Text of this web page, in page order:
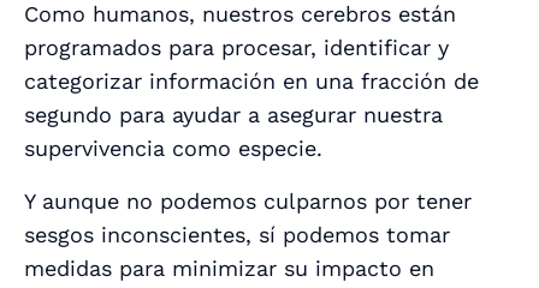
Como humanos, nuestros cerebros están
programados para procesar, identificar y
categorizar información en una fracción de
segundo para ayudar a asegurar nuestra
supervivencia como especie.
Y aunque no podemos culparnos por tener
sesgos inconscientes, sí podemos tomar
medidas para minimizar su impacto en